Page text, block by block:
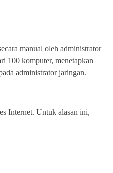
manual oleh administrator
100 komputer, menetapkan
administrator jaringan.
Internet. Untuk alasan ini,